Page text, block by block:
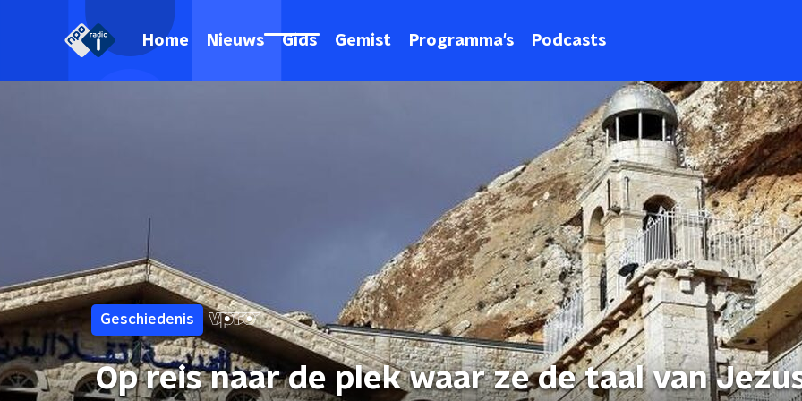
Home Nieuws Gids Gemist Programma's Podcasts
Geschiedenis
Op reis naar de plek waar ze de taal van